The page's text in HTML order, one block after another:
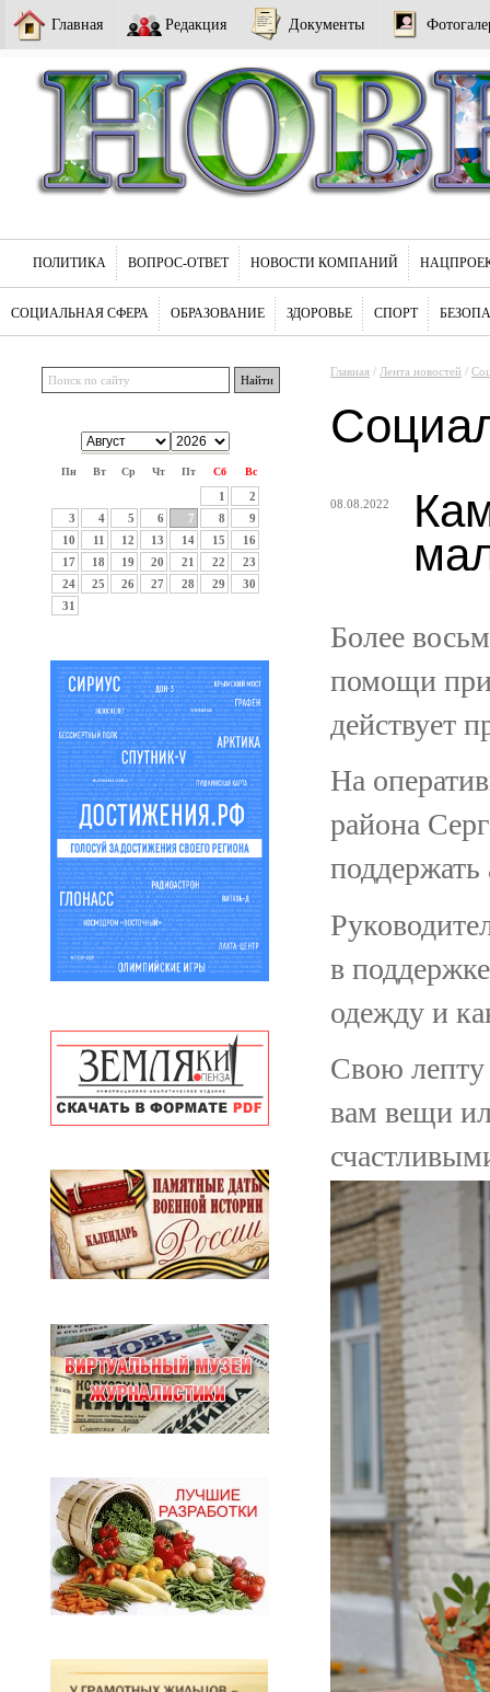
Главная Редакция Документы
ПОЛИТИКА ВОПРОС-ОТВЕТ НОВОСТИ КОМПАНИЙ
СОЦИАЛЬНАЯ СФЕРА ОБРАЗОВАНИЕ ЗДОРОВЬЕ СПОРТ
Пн Вт Ср Чт Пт Сб Вс
1
2
3
4 5 6 7 8
9
10
11 12 13 14 15
16
17
18 19 20 21 22
23
24
25 26 27 28 29
30
31
Главная / Лента новостей /
08.08.2022
Более
помощи при
действует
На
района
в
одежду и
Свою
вам вещи